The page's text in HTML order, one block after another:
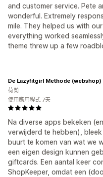
and customer service. Pete
wonderful. Extremely
mile. They helped us with
everything worked
theme threw up a few
Na diverse apps bekeken
verwijderd te hebben),
buurt te komen van wat we
een eigen design kunnen
giftcards. Een aantal keer
ShopKeeper, omdat een
De Lazyfitgirl Methode (webshop)
荷蘭
使用應用程式 7天